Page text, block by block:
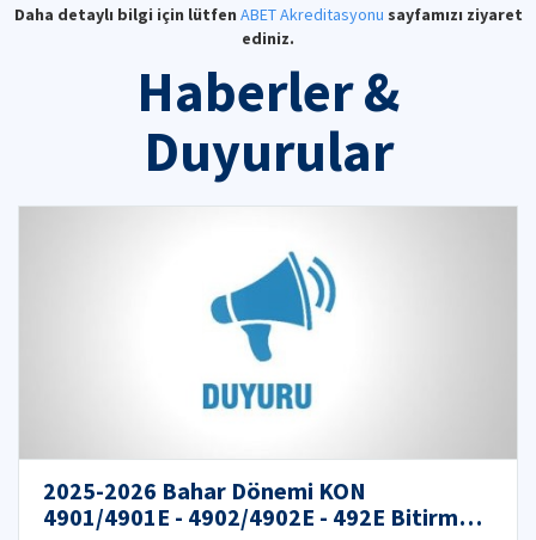
Daha detaylı bilgi için lütfen ABET Akreditasyonu sayfamızı ziyaret
ediniz.
Haberler &
Duyurular
2025-2026 Bahar Dönemi KON
4901/4901E - 4902/4902E - 492E Bitirme